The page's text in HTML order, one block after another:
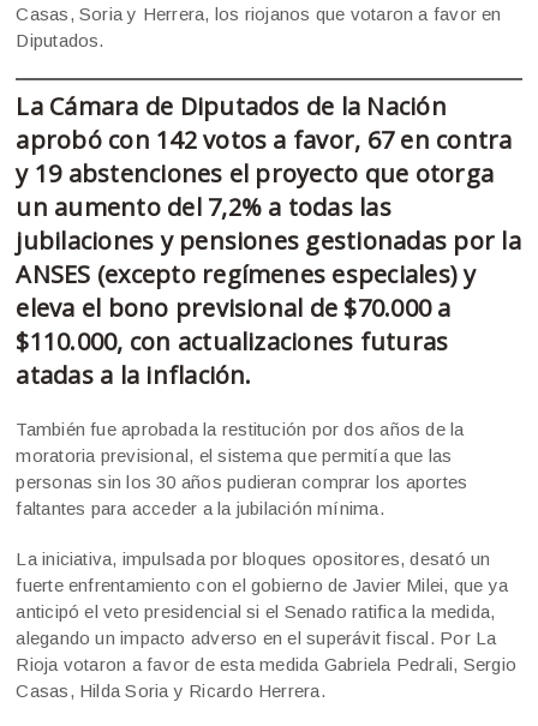
Casas, Soria y Herrera, los riojanos que votaron a favor en
Diputados.
La Cámara de Diputados de la Nación
aprobó con 142 votos a favor, 67 en contra
y 19 abstenciones el proyecto que otorga
un aumento del 7,2% a todas las
jubilaciones y pensiones gestionadas por la
ANSES (excepto regímenes especiales) y
eleva el bono previsional de $70.000 a
$110.000, con actualizaciones futuras
atadas a la inflación.
También fue aprobada la restitución por dos años de la
moratoria previsional, el sistema que permitía que las
personas sin los 30 años pudieran comprar los aportes
faltantes para acceder a la jubilación mínima.
La iniciativa, impulsada por bloques opositores, desató un
fuerte enfrentamiento con el gobierno de Javier Milei, que ya
anticipó el veto presidencial si el Senado ratifica la medida,
alegando un impacto adverso en el superávit fiscal. Por La
Rioja votaron a favor de esta medida Gabriela Pedrali, Sergio
Casas, Hilda Soria y Ricardo Herrera.